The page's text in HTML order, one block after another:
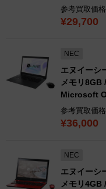
参考買取価格
¥29,700
NEC
エヌイーシ
メモリ8GB
Microsoft
参考買取価格
¥36,000
NEC
エヌイーシ
メモリ4GB